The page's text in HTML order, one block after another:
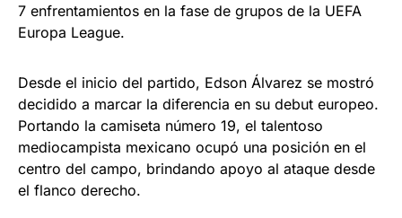
7 enfrentamientos en la fase de grupos de la UEFA
Europa League.
Desde el inicio del partido, Edson Álvarez se mostró
decidido a marcar la diferencia en su debut europeo.
Portando la camiseta número 19, el talentoso
mediocampista mexicano ocupó una posición en el
centro del campo, brindando apoyo al ataque desde
el flanco derecho.